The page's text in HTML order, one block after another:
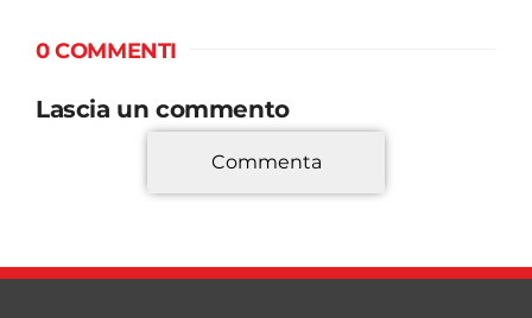
0 COMMENTI
Lascia un commento
*
Commenta